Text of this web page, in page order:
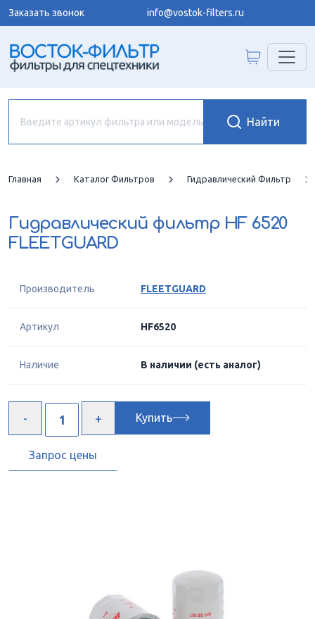
Заказать звонок info@vostok-filters.ru
Главная Каталог Фильтров Гидравлический Фильтр
Гидравлический фильтр HF 6520
FLEETGUARD
Производитель FLEETGUARD
Артикул HF6520
Наличие В наличии (есть аналог)
Купить
Запрос цены